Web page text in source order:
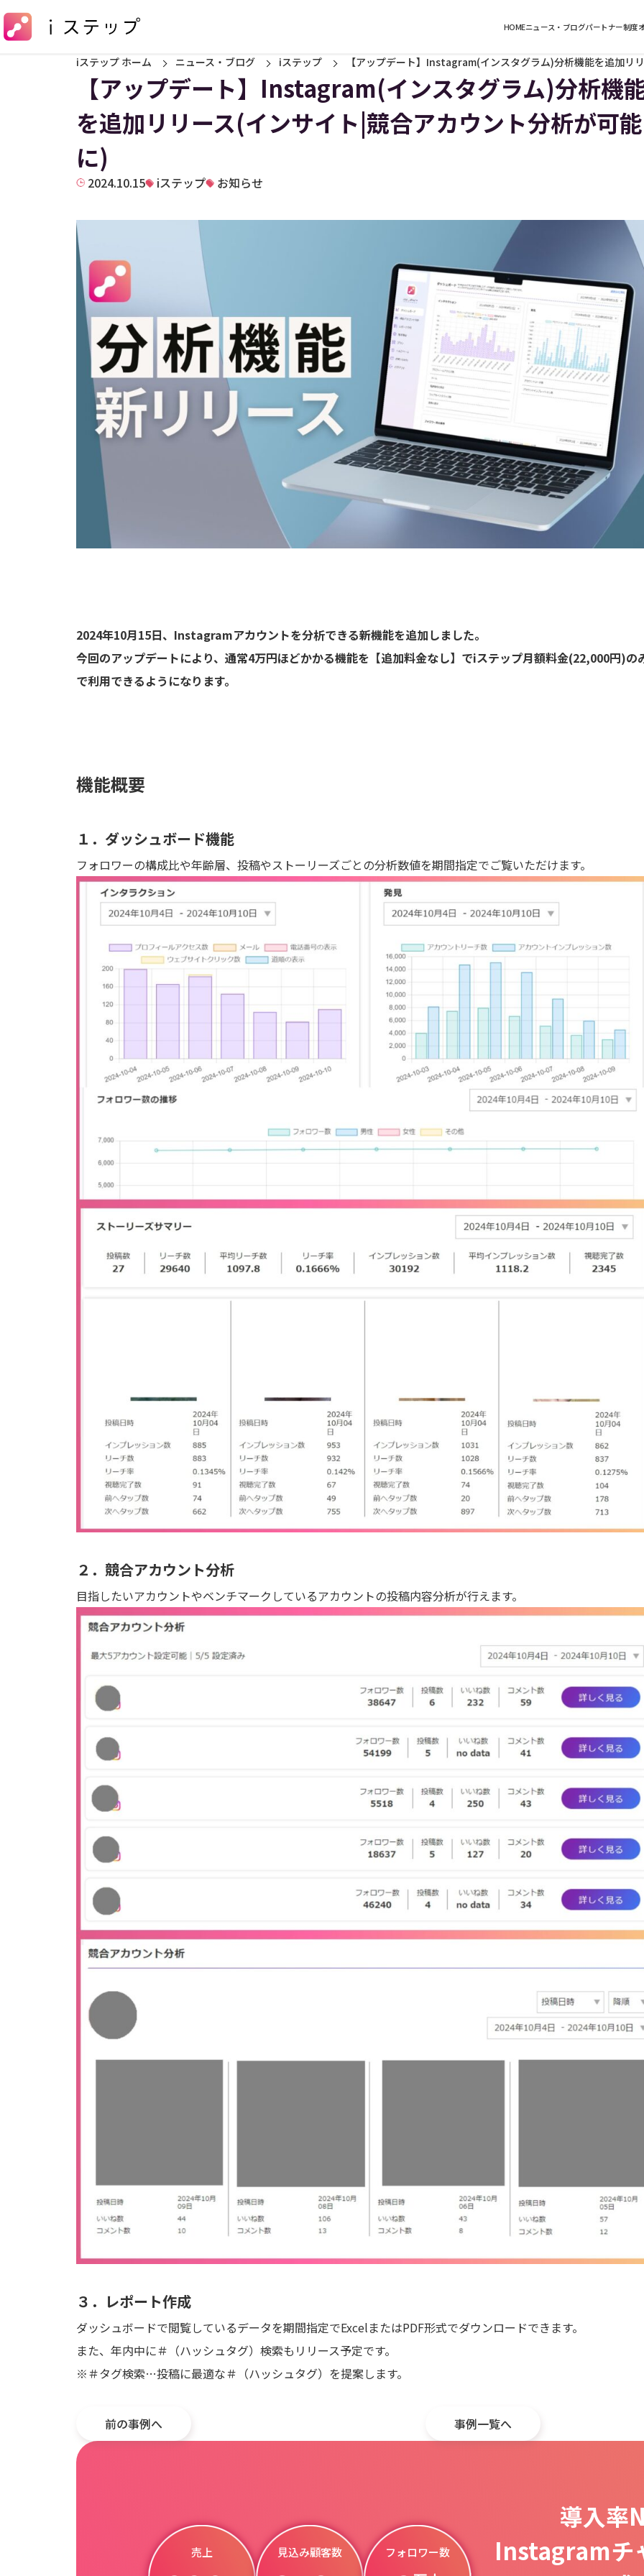
HOMEニュース・ブログパートナー制度
iステップ ホーム ニュース・ブログ iステップ 【アップデート】Instagram(インスタグラム)分析機能を追加リ
【アップデート】Instagram(インスタグラム)分析機
を追加リリース(インサイト|競合アカウント分析が可能
に)
2024.10.15 iステップ お知らせ
2024年10月15日、Instagramアカウントを分析できる新機能を追加しました。
今回のアップデートにより、通常4万円ほどかかる機能を【追加料金なし】でiステップ月額料金(22,000円)の
で利用できるようになります。
機能概要
１．ダッシュボード機能
フォロワーの構成比や年齢層、投稿やストーリーズごとの分析数値を期間指定でご覧いただけます。
２．競合アカウント分析
目指したいアカウントやベンチマークしているアカウントの投稿内容分析が行えます。
３．レポート作成
ダッシュボードで閲覧しているデータを期間指定でExcelまたはPDF形式でダウンロードできます。
また、年内中に＃（ハッシュタグ）検索もリリース予定です。
※＃タグ検索…投稿に最適な＃（ハッシュタグ）を提案します。
前の事例へ 事例一覧へ
売上 見込み顧客数 フォロワー数
導入率
Instagramチ